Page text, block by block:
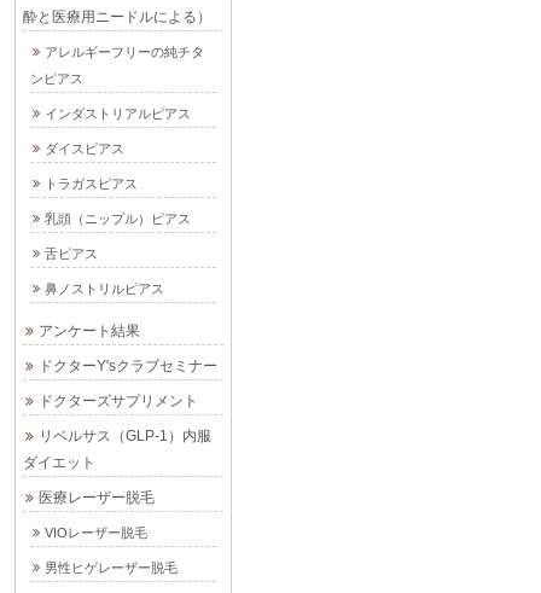
酔と医療用ニードルによる）
アレルギーフリーの純チタ
ンピアス
インダストリアルピアス
ダイスピアス
トラガスピアス
乳頭（ニップル）ピアス
舌ピアス
鼻ノストリルピアス
アンケート結果
ドクターY'sクラブセミナー
ドクターズサプリメント
リベルサス（GLP-1）内服
ダイエット
医療レーザー脱毛
VIOレーザー脱毛
男性ヒゲレーザー脱毛